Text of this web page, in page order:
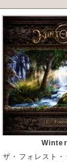
ザ・フォレスト